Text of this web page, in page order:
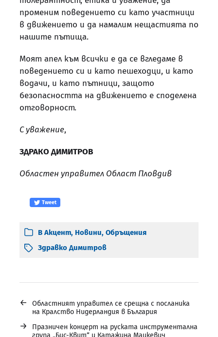
променим поведението си като участници
в движението и да намалим нещастията по
нашите пътища.
Моят апел към всички е да се вгледаме в
поведението си и като пешеходци, и като
водачи, и като пътници, защото
безопасността на движението е споделена
отговорност.
С уважение,
ЗДРАКО ДИМИТРОВ
Областен управител Област Пловдив
Tweet
В Акцент, Новини, Обръщения
Здравко Димитров
←
Областният управител се срещна с посланика
на Кралство Нидерландия в България
→
Празничен концерт на руската инструментална
група „Бис-Квит“ и Катажина Мацкевич